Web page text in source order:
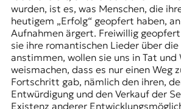
wurden, ist es, was Menschen, die
heutigem „Erfolg“ geopfert haben,
Aufnahmen ärgert. Freiwillig
sie ihre romantischen Lieder über die
anstimmen, wollen sie uns in Tat und
weismachen, dass es nur einen Weg
Fortschritt gab, nämlich den ihren,
Entwürdigung und den Verkauf der
Existenz anderer